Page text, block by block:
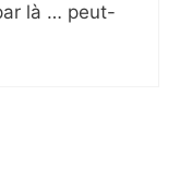
là … peut-